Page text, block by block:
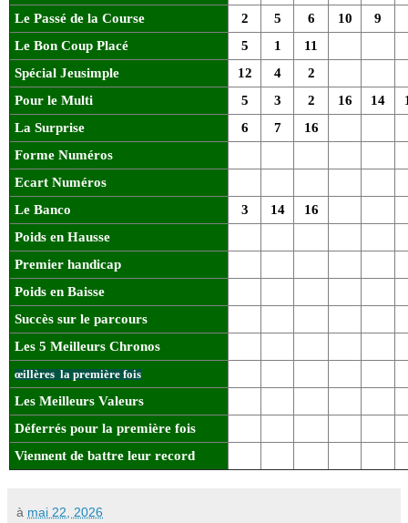
Le Passé de la Course
2 5 6 10
9
Le Bon Coup Placé
5 1
11
Spécial Jeusimple
12 4
2
Pour le Multi
5 3 2 16 14
La Surprise
6 7
16
Forme Numéros
Ecart Numéros
Le Banco
3 14
16
Poids en Hausse
Premier handicap
Poids en Baisse
Succès sur le parcours
Les 5 Meilleurs Chronos
œillères la première fois
Les Meilleurs Valeurs
Déferrés pour la première fois
Viennent de battre leur record
à mai 22, 2026